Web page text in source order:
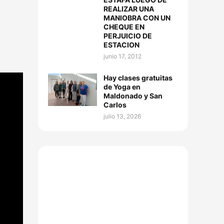
REALIZAR UNA
MANIOBRA CON UN
CHEQUE EN
PERJUICIO DE
ESTACION
junio 17, 2012
Hay clases gratuitas
de Yoga en
Maldonado y San
Carlos
julio 13, 2026